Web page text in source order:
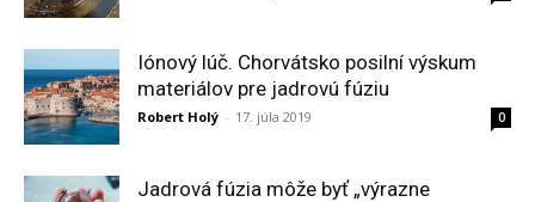
Iónový lúč. Chorvátsko posilní výskum
materiálov pre jadrovú fúziu
Robert Holý - 17. júla 2019 0
Jadrová fúzia môže byť „výrazne